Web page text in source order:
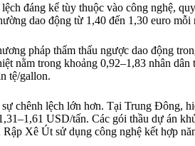
lệch đáng kể tùy thuộc vào công nghệ,
dao động từ 1,40 đến 1,30 euro mỗi
pháp thẩm thấu ngược dao động
nằm trong khoảng 0,92–1,83 nhân
tệ/gallon.
chênh lệch lớn hơn. Tại Trung Đông,
USD/tấn. Các gói thầu dự án
Xê Út sử dụng công nghệ kết hợp